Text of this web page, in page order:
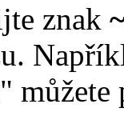
znak
můžete